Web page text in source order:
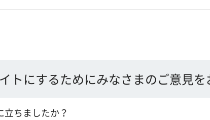
トにするためにみなさまのご意見
立ちましたか？